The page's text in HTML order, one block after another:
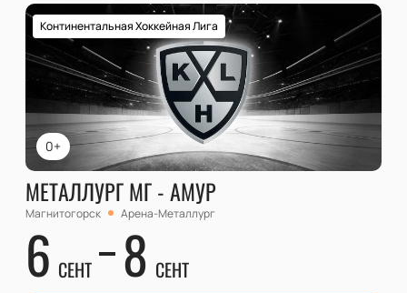
0+
Континентальная Хоккейная Лига
МЕТАЛЛУРГ МГ - АМУР
Магнитогорск Арена-Металлург
6 СЕНТ 8 СЕНТ